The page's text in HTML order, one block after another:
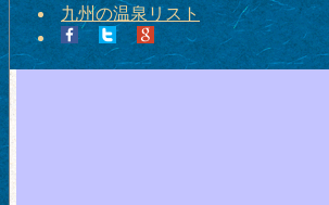
九州の温泉リスト